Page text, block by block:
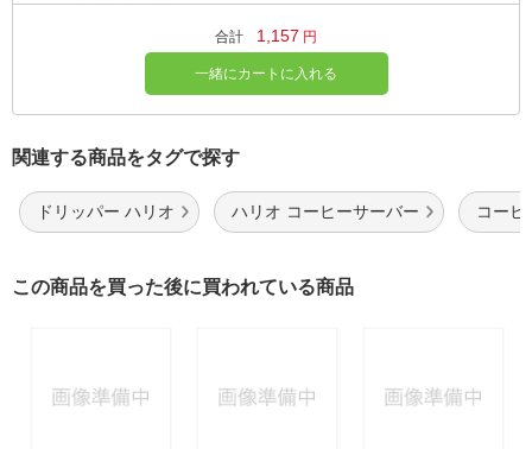
合計 1,157 円
一緒にカートに入れる
関連する商品をタグで探す
ドリッパー ハリオ ハリオ コーヒーサーバー コーヒ
この商品を買った後に買われている商品